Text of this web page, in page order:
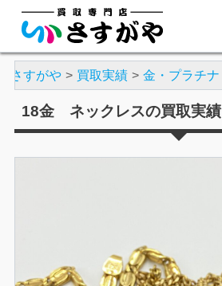
さすがや 買取実績 金・プラチナ
18金 ネックレスの買取実績